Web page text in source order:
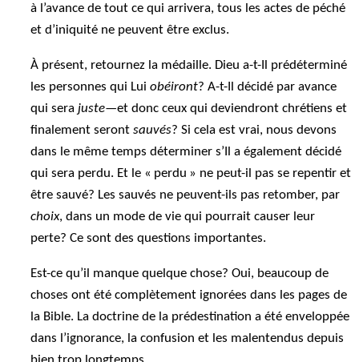
à l’avance de tout ce qui arrivera, tous les actes de péché
et d’iniquité ne peuvent être exclus.
À présent, retournez la médaille. Dieu a-t-Il prédéterminé
les personnes qui Luiobéiront? A-t-Il décidé par avance
qui serajuste—et donc ceux qui deviendront chrétiens et
finalement serontsauvés? Si cela est vrai, nous devons
dans le même temps déterminer s’Il a également décidé
qui sera perdu. Et le « perdu » ne peut-il pas se repentir et
être sauvé? Les sauvés ne peuvent-ils pas retomber, par
choix, dans un mode de vie qui pourrait causer leur
perte? Ce sont des questions importantes.
Est-ce qu’il manque quelque chose? Oui, beaucoup de
choses ont été complètement ignorées dans les pages de
la Bible. La doctrine de la prédestination a été enveloppée
dans l’ignorance, la confusion et les malentendus depuis